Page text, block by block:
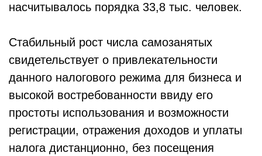
насчитывалось порядка 33,8 тыс. человек.
Стабильный рост числа самозанятых
свидетельствует о привлекательности
данного налогового режима для бизнеса и
высокой востребованности ввиду его
простоты использования и возможности
регистрации, отражения доходов и уплаты
налога дистанционно, без посещения